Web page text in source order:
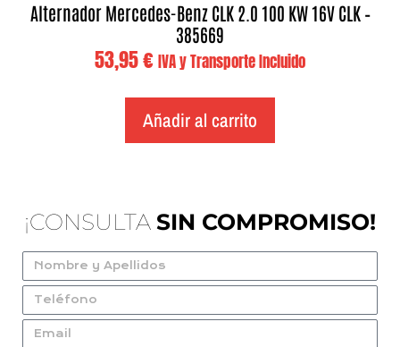
Alternador Mercedes-Benz CLK 2.0 100 KW 16V CLK –
385669
53,95€ IVA y Transporte Incluido
Añadir al carrito
¡CONSULTA SIN COMPROMISO!